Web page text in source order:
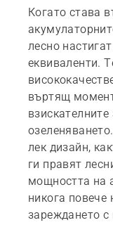
Когато става
лесно
еквиваленти.
въртящ
лек дизайн,
ги правят
мощността на
никога повече
зареждането